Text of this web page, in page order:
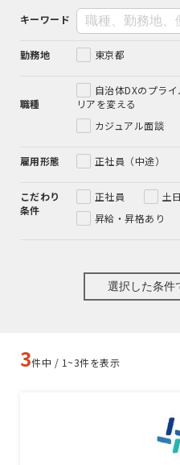
キーワード
勤務地 東京都
職種
自治体DXのプラ
リアを変える
カジュアル面談
雇用形態 正社員（中途）
こだわり
条件
正社員 土
昇給・昇格あり
選択した条件
3件中 / 1~3件を表示